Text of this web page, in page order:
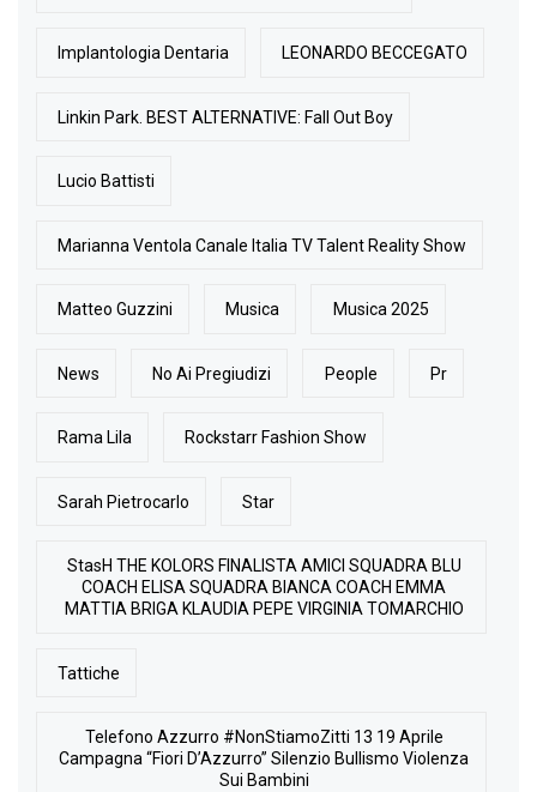
Implantologia Dentaria LEONARDO BECCEGATO
Linkin Park. BEST ALTERNATIVE: Fall Out Boy
Lucio Battisti
Marianna Ventola Canale Italia TV Talent Reality Show
Matteo Guzzini Musica Musica 2025
News No Ai Pregiudizi People Pr
Rama Lila Rockstarr Fashion Show
Sarah Pietrocarlo Star
StasH THE KOLORS FINALISTA AMICI SQUADRA BLU
COACH ELISA SQUADRA BIANCA COACH EMMA
MATTIA BRIGA KLAUDIA PEPE VIRGINIA TOMARCHIO
Tattiche
Telefono Azzurro #NonStiamoZitti 13 19 Aprile
Campagna “Fiori D’Azzurro” Silenzio Bullismo Violenza
Sui Bambini